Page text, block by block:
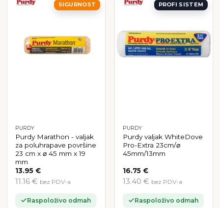
SIGURNOST
PURDY
Purdy Marathon - valjak
za poluhrapave površine
23 cm x ⌀ 45 mm x 19
mm
13.95€
11.16 € bez PDV-a
Raspoloživo odmah
PROFI SISTEM
PURDY
Purdy valjak WhiteDove
Pro-Extra 23cm/⌀
45mm/13mm
16.75€
13.40 € bez PDV-a
Raspoloživo odmah